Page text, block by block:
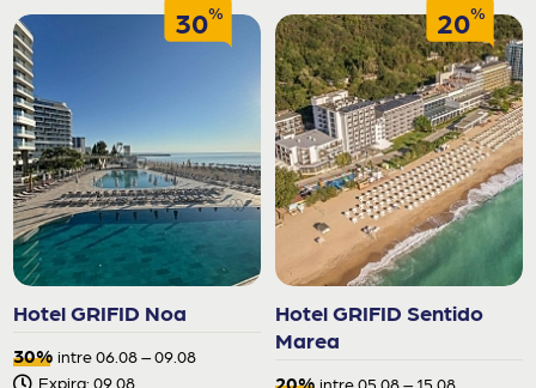
Hotel GRIFID Noa
30%
30% intre 06.08 – 09.08
Expira: 09.08
Hotel GRIFID Sentido
Marea
20%
20% intre 05.08 – 15.08